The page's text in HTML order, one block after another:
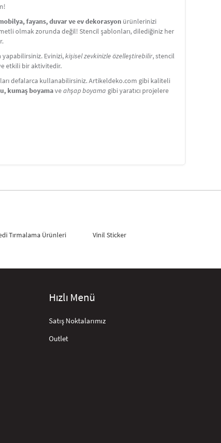
fayans, duvar ve ev dekorasyon ürünlerinizi
olmak zorunda değil! Stencil şablonları, dilediğiniz her
Evinizi,kişisel zevkinizle özelleştirebilir, stencil
etkili bir aktivitedir.
defalarca kullanabilirsiniz. Artikeldeko.com gibi kaliteli
kumaş boyamaveahşap boyama gibi yaratıcı projelere
Tırmalama Ürünleri Vinil Sticker
Hızlı Menü
Satış Noktalarımız
Outlet